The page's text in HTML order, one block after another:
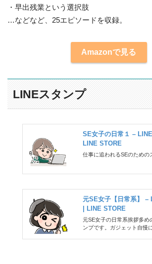
・早出残業という選択肢
…などなど、25エピソードを収録。
Amazonで見る
LINEスタンプ
SE女子の日常１ –
LINE STORE
仕事に追われるSEのための
元SE女子【日常系】 –
| LINE STORE
元SE女子の日常系挨拶多め
ンプです。ガジェット自慢